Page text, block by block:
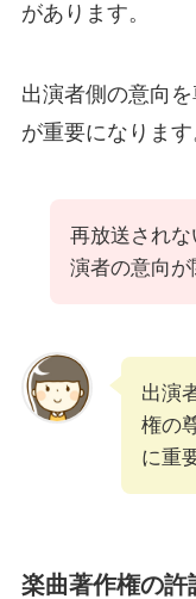
があります。
出演者側の意向
が重要になります
再放送され
演者の意向が
出演
権の
に重
楽曲著作権の許